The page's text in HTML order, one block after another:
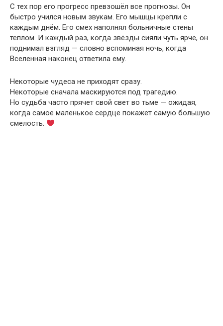
С тех пор его прогресс превзошёл все прогнозы. Он
быстро учился новым звукам. Его мышцы крепли с
каждым днём. Его смех наполнял больничные стены
теплом. И каждый раз, когда звёзды сияли чуть ярче, он
поднимал взгляд — словно вспоминая ночь, когда
Вселенная наконец ответила ему.
Некоторые чудеса не приходят сразу.
Некоторые сначала маскируются под трагедию.
Но судьба часто прячет свой свет во тьме — ожидая,
когда самое маленькое сердце покажет самую большую
смелость.